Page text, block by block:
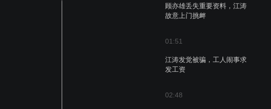
顾亦雄丢失重要资料，江涛
故意上门挑衅
01:51
江涛发觉被骗，工人闹事求
发工资
02:48